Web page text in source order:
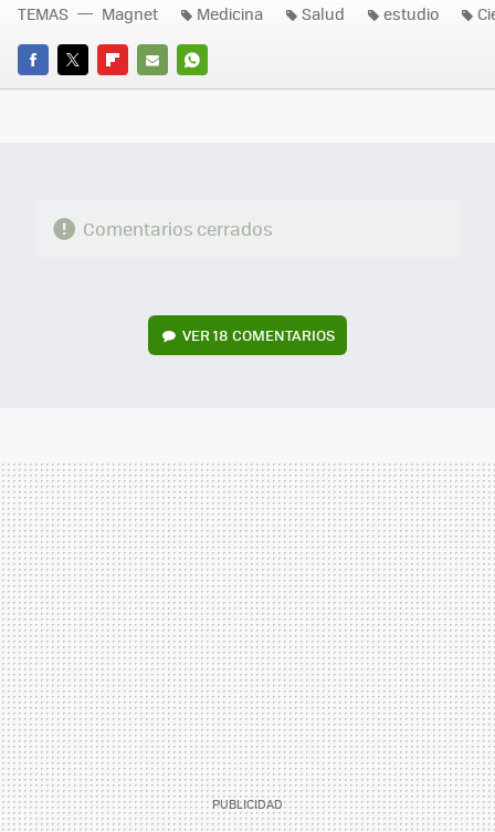
FACEBOOK
TWITTERFLIPBOARD
E-
WHATSAPP
TEMAS Magnet Medicina Salud estudio
Comentarios cerrados
VER18 COMENTARIOS